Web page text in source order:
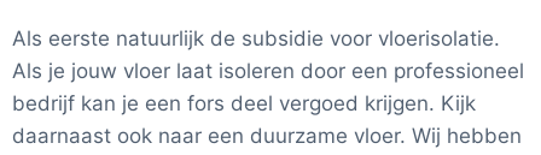
Als eerste natuurlijk de subsidie voor vloerisolatie.
Als je jouw vloer laat isoleren door een professioneel
bedrijf kan je een fors deel vergoed krijgen. Kijk
daarnaast ook naar een duurzame vloer. Wij hebben